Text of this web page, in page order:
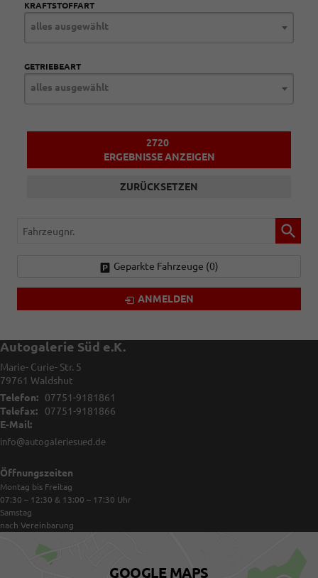
KRAFTSTOFFART
alles ausgewählt
GETRIEBEART
alles ausgewählt
2720
ERGEBNISSE ANZEIGEN
ZURÜCKSETZEN
Fahrzeugnr.
Geparkte Fahrzeuge (0)
ANMELDEN
Autogalerie Süd e.K.
Marie- Curie- Str. 5
79761 Waldshut
Telefon:
07751-9181861
Telefax:
07751-9181866
E-Mail:
info@autogaleriesued.de
Öffnungszeiten
Montag bis Freitag
07:30 – 12:30 & 13:00 – 17:30 Uhr
Samstag
nach Vereinbarung
GOOGLE MAPS